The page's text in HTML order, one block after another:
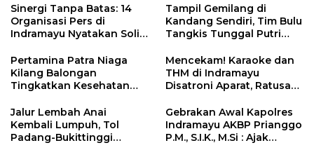
Kebakaran
12 Jahitan!
Sinergi Tanpa Batas: 14
Organisasi Pers di
Indramayu Nyatakan Solid
Tampil Gemilang di
Kandang Sendiri, Tim Bulu
Tangkis Tunggal Putri
Juara Porseni KKMTs
Jatibarang 2026
Pertamina Patra Niaga
Kilang Balongan
Tingkatkan Kesehatan
Pemeriksaan Kesehatan
Rutin dan Edukasi
Perawatan Gigi
Mencekam! Karaoke dan
THM di Indramayu
Disatroni Aparat, Ratusan
Dites Urine!
Jalur Lembah Anai
Kembali Lumpuh, Tol
Padang-Bukittinggi
Gebrakan Awal Kapolres
Indramayu AKBP Prianggo
P.M., S.I.K., M.Si : Ajak